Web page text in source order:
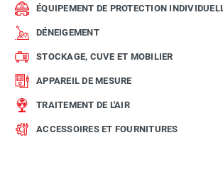
ÉQUIPEMENT DE PROTECTION
DÉNEIGEMENT
STOCKAGE, CUVE ET MOBILIER
APPAREIL DE MESURE
TRAITEMENT DE L'AIR
ACCESSOIRES ET FOURNITURES